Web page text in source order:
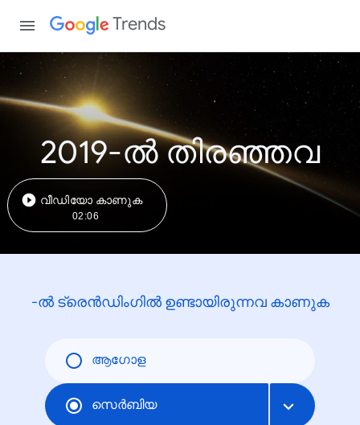
Trends
2019-ൽ തിരഞ്ഞവ
വീഡിയോ കാണുക
02:06
-ൽ ട്രെൻഡിംഗിൽ ഉണ്ടായിരുന്നവ കാണുക
ആഗോള
സെര്‍ബിയ